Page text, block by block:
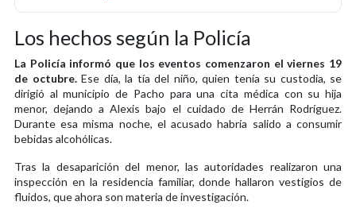
Los hechos según la Policía
La Policía informó que los eventos comenzaron el viernes 19
de octubre.Ese día, la tía del niño, quien tenía su custodia, se
dirigió al municipio de Pacho para una cita médica con su hija
menor, dejando a Alexis bajo el cuidado de Herrán Rodríguez.
Durante esa misma noche, el acusado habría salido a consumir
bebidas alcohólicas.
Tras la desaparición del menor, las autoridades realizaron una
inspección en la residencia familiar, donde hallaron vestigios de
fluidos, que ahora son materia de investigación.